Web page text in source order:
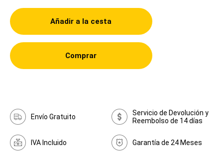
Añadir a la cesta
Comprar
Envío Gratuito
Servicio de Devolución y
Reembolso de 14 días
IVA Incluido Garantía de 24 Meses